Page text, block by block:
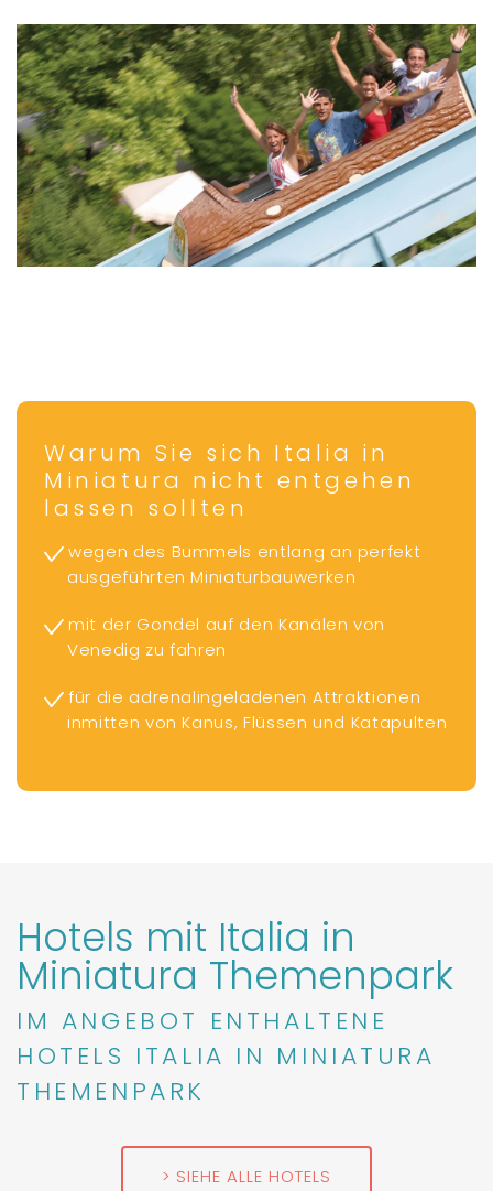
Warum Sie sich Italia in
Miniatura nicht entgehen
lassen sollten
wegen des Bummels entlang an perfekt
ausgeführten Miniaturbauwerken
mit der Gondel auf den Kanälen von
Venedig zu fahren
für die adrenalingeladenen Attraktionen
inmitten von Kanus, Flüssen und Katapulten
Hotels mit Italia in
Miniatura Themenpark
IM ANGEBOT ENTHALTENE
HOTELS ITALIA IN MINIATURA
THEMENPARK
SIEHE ALLE HOTELS